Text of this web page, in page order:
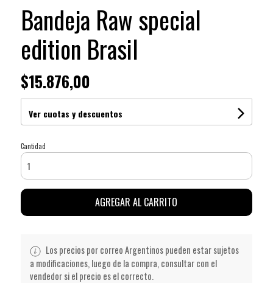
Bandeja Raw special
edition Brasil
$15.876,00
Ver cuotas y descuentos
Cantidad
AGREGAR AL CARRITO
Los precios por correo Argentinos pueden estar sujetos
a modificaciones, luego de la compra, consultar con el
vendedor si el precio es el correcto.